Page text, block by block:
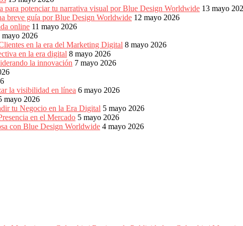
potenciar tu narrativa visual por Blue Design Worldwide 13 mayo
breve guía por Blue Design Worldwide 12 mayo 2026
online 11 mayo 2026
mayo 2026
en la era del Marketing Digital 8 mayo 2026
en la era digital 8 mayo 2026
la innovación 7 mayo 2026
la visibilidad en línea 6 mayo 2026
mayo 2026
tu Negocio en la Era Digital 5 mayo 2026
en el Mercado 5 mayo 2026
con Blue Design Worldwide 4 mayo 2026